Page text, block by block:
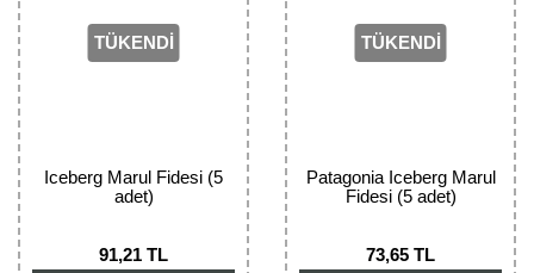
TÜKENDİ
Iceberg Marul Fidesi (5
adet)
91,21 TL
TÜKENDİ
Patagonia Iceberg Marul
Fidesi (5 adet)
73,65 TL
Goji Berry Fidanı
Kapari Gebre Otu Fidanı
Kayısı Fidanı